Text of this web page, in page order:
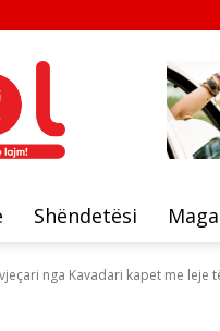
Shëndetësi
nga Kavadari kapet me leje